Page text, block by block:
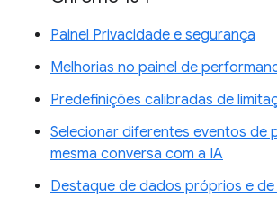
Painel Privacidade e segurança
Melhorias no painel de
Predefinições calibradas de
Selecionar diferentes eventos de
mesma conversa com a IA
Destaque de dados próprios e